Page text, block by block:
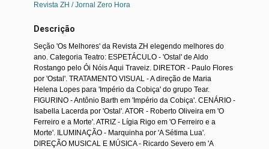
Revista ZH / Jornal Zero Hora
Descrição
Seção 'Os Melhores' da Revista ZH elegendo melhores do
ano. Categoria Teatro: ESPETÁCULO - 'Ostal' de Aldo
Rostango pelo Ói Nóis Aqui Traveiz. DIRETOR - Paulo Flores
por 'Ostal'. TRATAMENTO VISUAL - A direção de Maria
Helena Lopes para 'Império da Cobiça' do grupo Tear.
FIGURINO - Antônio Barth em 'Império da Cobiça'. CENÁRIO -
Isabella Lacerda por 'Ostal'. ATOR - Roberto Oliveira em 'O
Ferreiro e a Morte'. ATRIZ - Lígia Rigo em 'O Ferreiro e a
Morte'. ILUMINAÇÃO - Marquinha por 'A Sétima Lua'.
DIREÇÃO MUSICAL E MÚSICA - Ricardo Severo em 'A